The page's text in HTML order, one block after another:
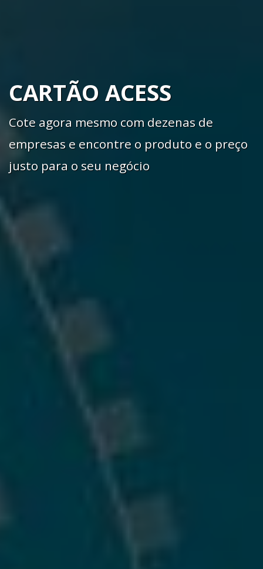
CARTÃO ACESS
Cote agora mesmo com dezenas de
empresas e encontre o produto e o preço
justo para o seu negócio